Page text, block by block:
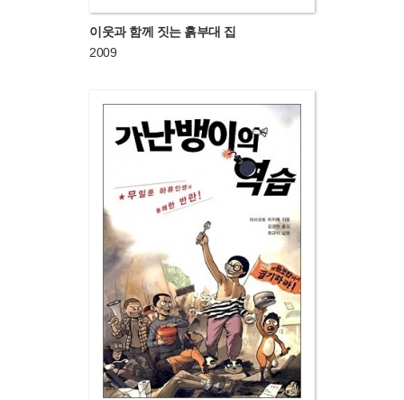
이웃과 함께 짓는 흙부대 집
2009